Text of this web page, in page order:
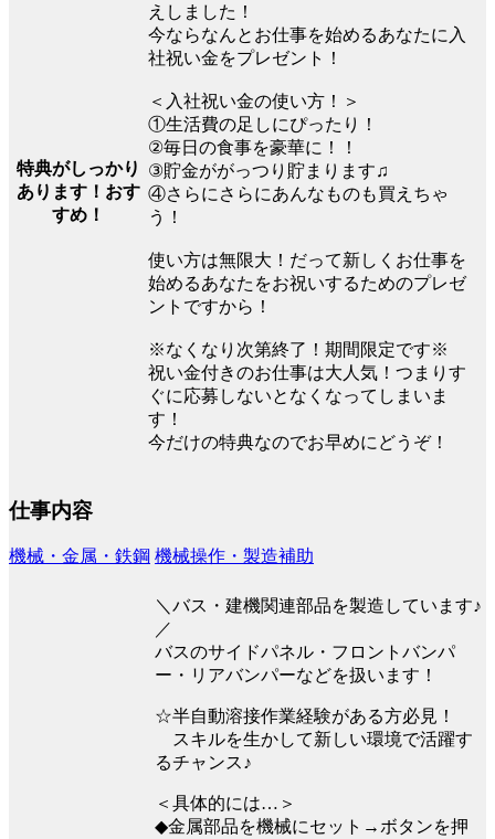
特典がしっかり
あります！おす
すめ！
えしました！
今ならなんとお仕事を始めるあなたに入
社祝い金をプレゼント！
＜入社祝い金の使い方！＞
①生活費の足しにぴったり！
②毎日の食事を豪華に！！
③貯金ががっつり貯まります♫
④さらにさらにあんなものも買えちゃ
う！
使い方は無限大！だって新しくお仕事を
始めるあなたをお祝いするためのプレゼ
ントですから！
※なくなり次第終了！期間限定です※
祝い金付きのお仕事は大人気！つまりす
ぐに応募しないとなくなってしまいま
す！
今だけの特典なのでお早めにどうぞ！
仕事内容
機械・金属・鉄鋼 機械操作・製造補助
＼バス・建機関連部品を製造しています♪
／
バスのサイドパネル・フロントバンパ
ー・リアバンパーなどを扱います！
☆半自動溶接作業経験がある方必見！
スキルを生かして新しい環境で活躍す
るチャンス♪
＜具体的には…＞
◆金属部品を機械にセット→ボタンを押